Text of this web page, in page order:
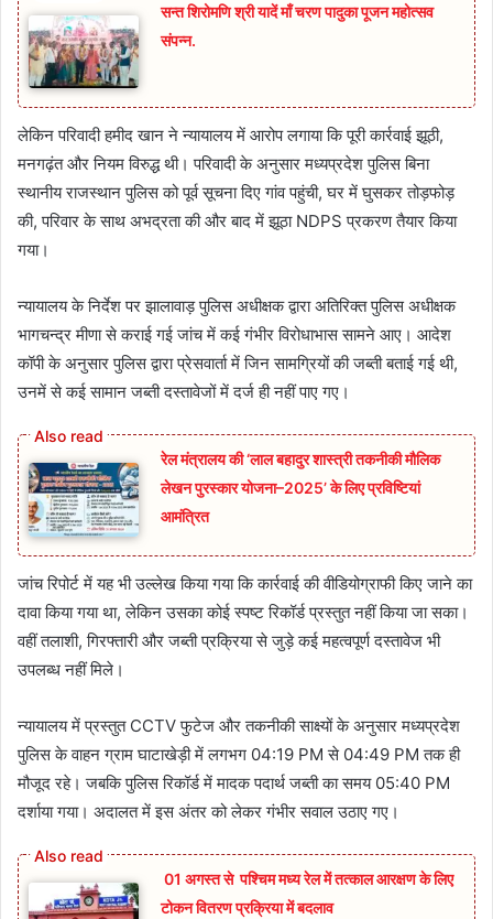
सन्त शिरोमणि श्री यादें माँ चरण पादुका पूजन महोत्सव
संपन्न.
लेकिन परिवादी हमीद खान ने न्यायालय में आरोप लगाया कि पूरी कार्रवाई झूठी,
मनगढ़ंत और नियम विरुद्ध थी। परिवादी के अनुसार मध्यप्रदेश पुलिस बिना
स्थानीय राजस्थान पुलिस को पूर्व सूचना दिए गांव पहुंची, घर में घुसकर तोड़फोड़
की, परिवार के साथ अभद्रता की और बाद में झूठा NDPS प्रकरण तैयार किया
गया।
न्यायालय के निर्देश पर झालावाड़ पुलिस अधीक्षक द्वारा अतिरिक्त पुलिस अधीक्षक
भागचन्द्र मीणा से कराई गई जांच में कई गंभीर विरोधाभास सामने आए। आदेश
कॉपी के अनुसार पुलिस द्वारा प्रेसवार्ता में जिन सामग्रियों की जब्ती बताई गई थी,
उनमें से कई सामान जब्ती दस्तावेजों में दर्ज ही नहीं पाए गए।
रेल मंत्रालय की ‘लाल बहादुर शास्त्री तकनीकी मौलिक
लेखन पुरस्कार योजना–2025’ के लिए प्रविष्टियां
आमंत्रित
जांच रिपोर्ट में यह भी उल्लेख किया गया कि कार्रवाई की वीडियोग्राफी किए जाने का
दावा किया गया था, लेकिन उसका कोई स्पष्ट रिकॉर्ड प्रस्तुत नहीं किया जा सका।
वहीं तलाशी, गिरफ्तारी और जब्ती प्रक्रिया से जुड़े कई महत्वपूर्ण दस्तावेज भी
उपलब्ध नहीं मिले।
न्यायालय में प्रस्तुत CCTV फुटेज और तकनीकी साक्ष्यों के अनुसार मध्यप्रदेश
पुलिस के वाहन ग्राम घाटाखेड़ी में लगभग 04:19 PM से 04:49 PM तक ही
मौजूद रहे। जबकि पुलिस रिकॉर्ड में मादक पदार्थ जब्ती का समय 05:40 PM
दर्शाया गया। अदालत में इस अंतर को लेकर गंभीर सवाल उठाए गए।
01 अगस्त से पश्चिम मध्य रेल में तत्काल आरक्षण के लिए
टोकन वितरण प्रक्रिया में बदलाव